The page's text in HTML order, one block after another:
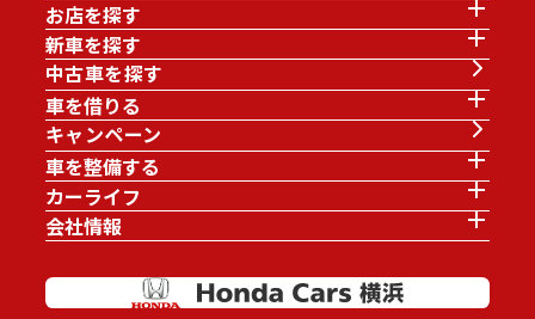
お店を探す
新車を探す
中古車を探す
車を借りる
キャンペーン
車を整備する
カーライフ
会社情報